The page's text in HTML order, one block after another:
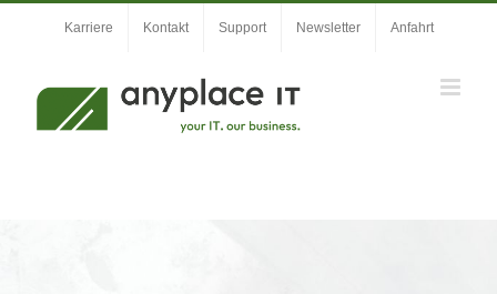
Karriere Kontakt Support Newsletter Anfahrt